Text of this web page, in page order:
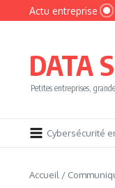
Aller au contenu
Actu entreprise
devenir pentester sans
DATA
Petites entreprises,
Cybersécurité
Accueil /